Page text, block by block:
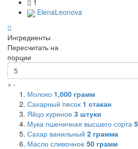
1
ElenaLeonova
Ингредиенты
Пересчитать на
порции
+ -
Молоко 1,000 грамм
Сахарный песок 1 стакан
Яйцо куриное 3 штуки
Мука пшеничная высшего сорта 5
Сахар ванильный 2 грамма
Масло сливочное 50 грамм